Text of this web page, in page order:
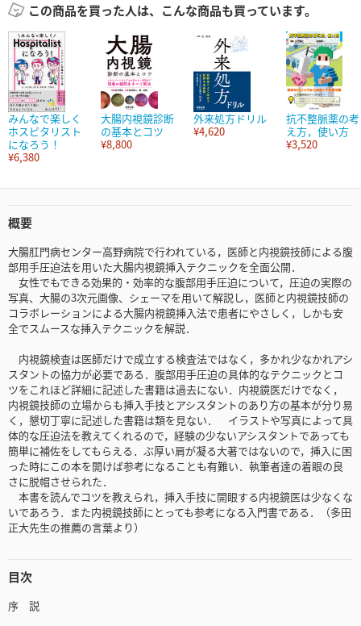
この商品を買った人は、こんな商品も買っています。
みんなで楽しく
ホスピタリスト
になろう！
¥6,380
大腸内視鏡診断
の基本とコツ
¥8,800
外来処方ドリル
¥4,620
抗不整脈薬の考
え方，使い方
¥3,520
概要
大腸肛門病センター高野病院で行われている，医師と内視鏡技師による腹
部用手圧迫法を用いた大腸内視鏡挿入テクニックを全面公開．
女性でもできる効果的・効率的な腹部用手圧迫について，圧迫の実際の
写真、大腸の3次元画像、シェーマを用いて解説し，医師と内視鏡技師の
コラボレーションによる大腸内視鏡挿入法で患者にやさしく，しかも安
全でスムースな挿入テクニックを解説．
内視鏡検査は医師だけで成立する検査法ではなく，多かれ少なかれアシ
スタントの協力が必要である．腹部用手圧迫の具体的なテクニックとコ
ツをこれほど詳細に記述した書籍は過去にない．内視鏡医だけでなく，
内視鏡技師の立場からも挿入手技とアシスタントのあり方の基本が分り易
く，懇切丁寧に記述した書籍は類を見ない． イラストや写真によって具
体的な圧迫法を教えてくれるので，経験の少ないアシスタントであっても
簡単に補佐をしてもらえる．ぶ厚い肩が凝る大著ではないので，挿入に困
った時にこの本を開けば参考になることも有難い．執筆者達の着眼の良
さに脱帽させられた．
本書を読んでコツを教えられ，挿入手技に開眼する内視鏡医は少なくな
いであろう．また内視鏡技師にとっても参考になる入門書である．（多田
正大先生の推薦の言葉より）
目次
序 説